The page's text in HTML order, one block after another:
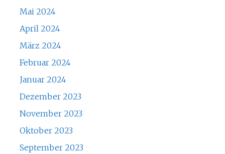
Mai 2024
April 2024
März 2024
Februar 2024
Januar 2024
Dezember 2023
November 2023
Oktober 2023
September 2023